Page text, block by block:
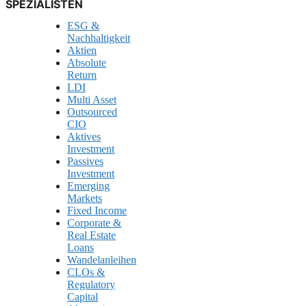
SPEZIALISTEN
ESG &
Nachhaltigkeit
Aktien
Absolute
Return
LDI
Multi Asset
Outsourced
CIO
Aktives
Investment
Passives
Investment
Emerging
Markets
Fixed Income
Corporate &
Real Estate
Loans
Wandelanleihen
CLOs &
Regulatory
Capital